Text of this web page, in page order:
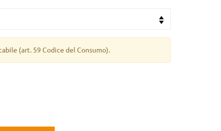
(art. 59 Codice del Consumo).